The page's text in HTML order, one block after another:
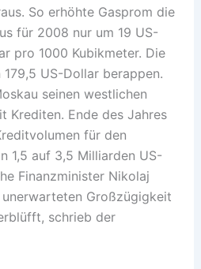
So erhöhte Gasprom die
für 2008 nur um 19 US-
pro 1000 Kubikmeter. Die
US-Dollar berappen.
seinen westlichen
Krediten. Ende des Jahres
für den
1,5 auf 3,5 Milliarden US-
Finanzminister Nikolaj
Großzügigkeit
schrieb der